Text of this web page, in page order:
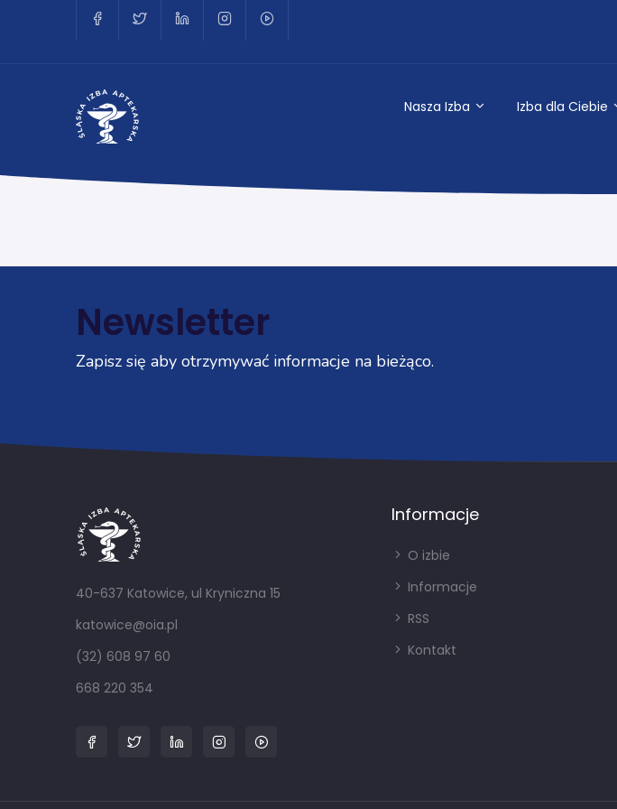
Nasza Izba Izba dla Ciebie
Newsletter
Zapisz się aby otrzymywać informacje na bieżąco.
40-637 Katowice, ul Kryniczna 15
katowice@oia.pl
(32) 608 97 60
668 220 354
Informacje
O izbie
Informacje
RSS
Kontakt